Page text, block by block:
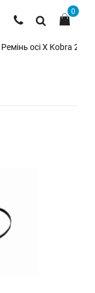
0
Ремінь осі X Kobra 2